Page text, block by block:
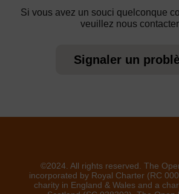
Si vous avez un souci quelconque
veuillez nous
Signaler un
©2024. All rights reserved. The
incorporated by Royal Charter (RC
charity in England & Wales and a